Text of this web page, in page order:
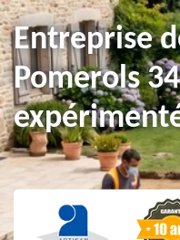
Entreprise
Pomerols